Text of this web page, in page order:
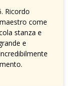
Ricordo
come
stanza e
e